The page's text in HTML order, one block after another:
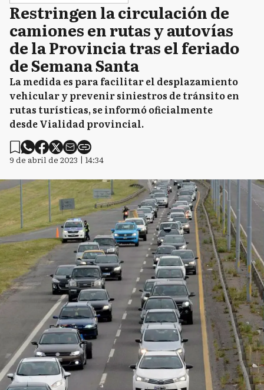
Restringen la circulación de
camiones en rutas y autovías
de la Provincia tras el feriado
de Semana Santa
La medida es para facilitar el desplazamiento
vehicular y prevenir siniestros de tránsito en
rutas turísticas, se informó oficialmente
desde Vialidad provincial.
9 de abril de 2023 | 14:34